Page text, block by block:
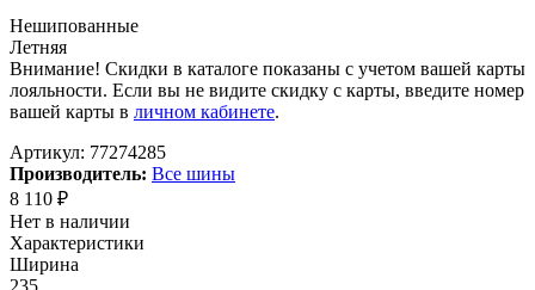
Нешипованные
Летняя
Внимание! Скидки в каталоге показаны с учетом вашей карты
лояльности. Если вы не видите скидку с карты, введите номер
вашей карты в личном кабинете.
Артикул: 77274285
Производитель: Все шины
8 110 ₽
Нет в наличии
Характеристики
Ширина
235